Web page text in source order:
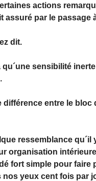
actions
par le passage
dit.
sensibilité
différence entre le
ressemblance
organisation
fort simple pour faire
yeux cent fois par